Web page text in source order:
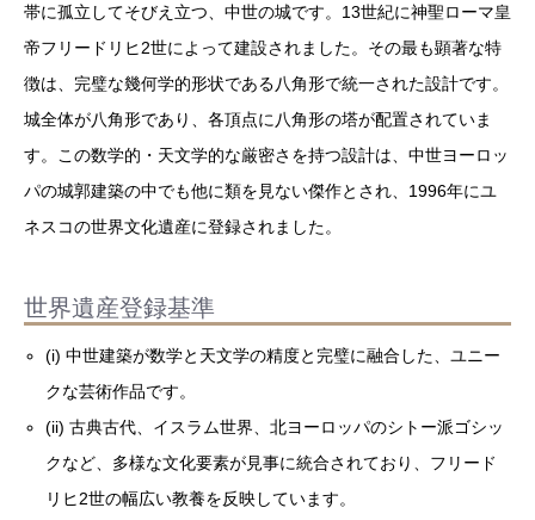
帯に孤立してそびえ立つ、中世の城です。13世紀に神聖ローマ皇
帝フリードリヒ2世によって建設されました。その最も顕著な特
徴は、完璧な幾何学的形状である八角形で統一された設計です。
城全体が八角形であり、各頂点に八角形の塔が配置されていま
す。この数学的・天文学的な厳密さを持つ設計は、中世ヨーロッ
パの城郭建築の中でも他に類を見ない傑作とされ、1996年にユ
ネスコの世界文化遺産に登録されました。
世界遺産登録基準
(i) 中世建築が数学と天文学の精度と完璧に融合した、ユニー
クな芸術作品です。
(ii) 古典古代、イスラム世界、北ヨーロッパのシトー派ゴシッ
クなど、多様な文化要素が見事に統合されており、フリード
リヒ2世の幅広い教養を反映しています。